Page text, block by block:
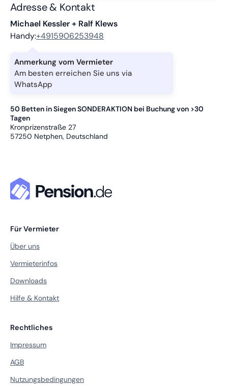
Adresse & Kontakt
Michael Kessler + Ralf Klews
Handy:+4915906253948
Anmerkung vom Vermieter
Am besten erreichen Sie uns via
WhatsApp
50 Betten in Siegen SONDERAKTION bei Buchung von >30
Tagen
Kronprizenstraße 27
57250 Netphen, Deutschland
Für Vermieter
Über uns
Vermieterinfos
Downloads
Hilfe & Kontakt
Rechtliches
Impressum
AGB
Nutzungsbedingungen